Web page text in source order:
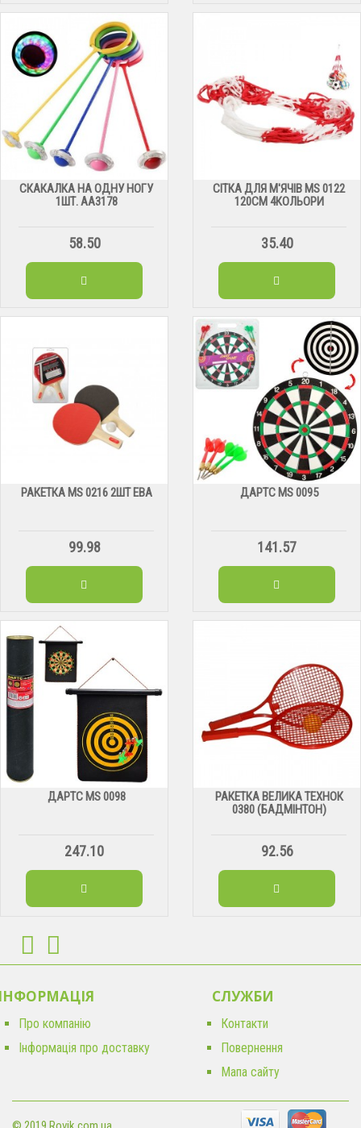
СКАКАЛКА НА ОДНУ НОГУ
1ШТ. АА3178
58.50
СІТКА ДЛЯ М'ЯЧІВ МS 0122
120СМ 4КОЛЬОРИ
35.40
РАКЕТКА MS 0216 2ШТ ЕВА
99.98
ДАРТС МS 0095
141.57
ДАРТС МS 0098
247.10
РАКЕТКА ВЕЛИКА ТЕХНОК
0380 (БАДМІНТОН)
92.56
Про компанію
Інформація про доставку
CЛУЖБИ
Контакти
Повернення
Мапа сайту